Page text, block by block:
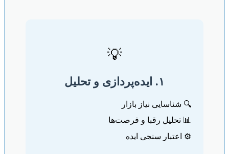
💡
۱. ایده‌پردازی و تحلیل
🔍 شناسایی نیاز بازار
📊 تحلیل رقبا و فرصت‌ها
⚙️ اعتبار سنجی ایده